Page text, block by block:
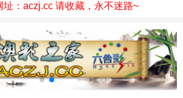
址：aczj.cc 请收藏，永不迷路~